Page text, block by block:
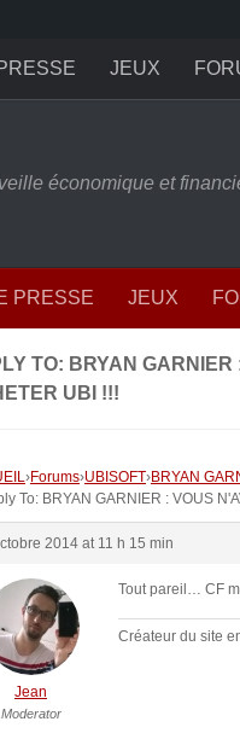
JEUX
économique et
PRESSE JEUX
TO: BRYAN
UBI !!!
›Forums›UBISOFT›BRYAN
To: BRYAN GARNIER : VOUS
2014 at 11 h 15 min
Jean
Moderator
Tout pareil… CF
Créateur du site